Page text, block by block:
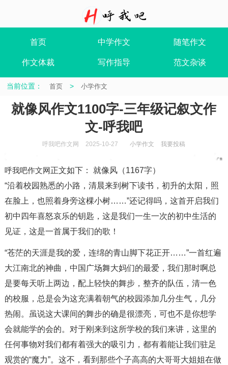
首页 中学作文 随笔作文
作文体裁 写作指导 范文杂谈
当前位置： 首页 > 小学作文
就像风作文1100字-三年级记叙文作
文-呼我吧
呼我吧作文网 2025-10-27 小学作文 我要投稿
呼我吧作文网正文如下： 就像风（1167字）
“沿着校园熟悉的小路，清晨来到树下读书，初升的太阳，照
在脸上，也照着身旁这棵小树……”还记得吗，这首开启我们
初中四年喜怒哀乐的钥匙，这是我们一生一次的初中生活的
见证，这是一首属于我们的歌！
“苍茫的天涯是我的爱，连绵的青山脚下花正开……”一首红遍
大江南北的神曲，中国广场舞大妈们的最爱，我们那时啊总
是要每天听上两边，配上轻快的舞步，整齐的队伍，清一色
的校服，总是会为这充满着朝气的校园添加几分生气，几分
热闹。虽说这大课间的舞步的确是很漂亮，可也不是你想学
会就能学的会的。对于刚来到这所学校的我们来讲，这里的
任何事物对我们都有着强大的吸引力，都有着能让我们驻足
观赏的“魔力”。这不，看到那些个子高高的大哥哥大姐姐在做